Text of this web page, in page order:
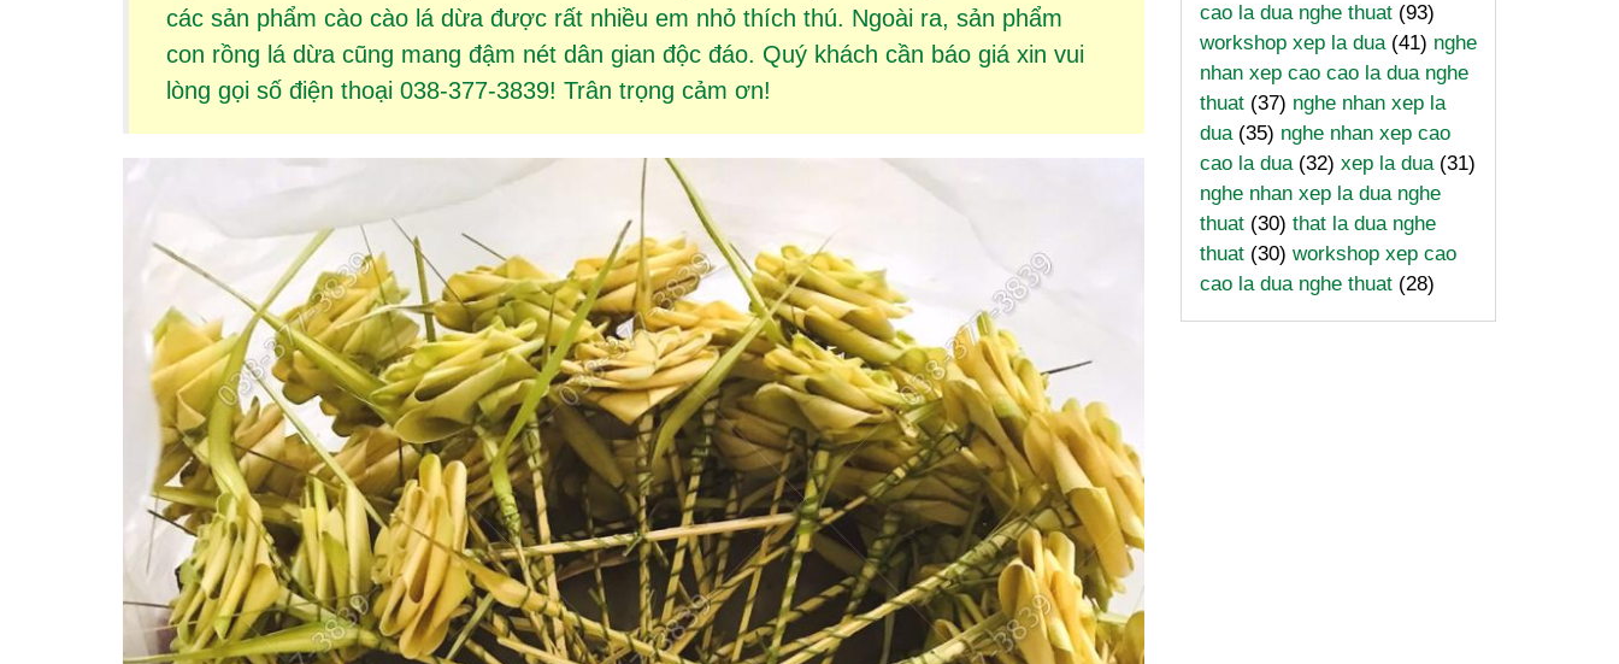
các sản phẩm cào cào lá dừađược rất nhiều em nhỏ thích thú. Ngoài ra, sản phẩm
con rồng lá dừacũng mang đậm nét dân gian độc đáo. Quý khách cần báo giá xin vui
lòng gọi số điện thoại 038-377-3839! Trân trọng cảm ơn!
cao la dua nghe thuat (93)
workshop xep la dua (41) nghe
nhan xep cao cao la dua nghe
thuat (37) nghe nhan xep la
dua (35) nghe nhan xep cao
cao la dua (32) xep la dua (31)
nghe nhan xep la dua nghe
thuat (30) that la dua nghe
thuat (30) workshop xep cao
cao la dua nghe thuat (28)